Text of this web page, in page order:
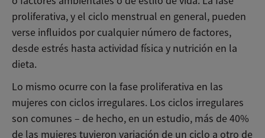
proliferativa, y el ciclo menstrual en general, pueden
verse influidos por cualquier número de factores,
desde estrés hasta actividad física y nutrición en la
dieta.
Lo mismo ocurre con la fase proliferativa en las
mujeres con ciclos irregulares. Los ciclos irregulares
son comunes – de hecho, en un estudio, más de 40%
de las mujeres tuvieron variación de un ciclo a otro de